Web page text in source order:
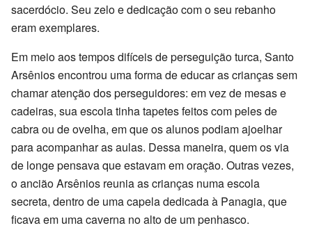
sacerdócio. Seu zelo e dedicação com o seu rebanho
eram exemplares.
Em meio aos tempos difíceis de perseguição turca, Santo
Arsênios encontrou uma forma de educar as crianças sem
chamar atenção dos perseguidores: em vez de mesas e
cadeiras, sua escola tinha tapetes feitos com peles de
cabra ou de ovelha, em que os alunos podiam ajoelhar
para acompanhar as aulas. Dessa maneira, quem os via
de longe pensava que estavam em oração. Outras vezes,
o ancião Arsênios reunia as crianças numa escola
secreta, dentro de uma capela dedicada à Panagia, que
ficava em uma caverna no alto de um penhasco.